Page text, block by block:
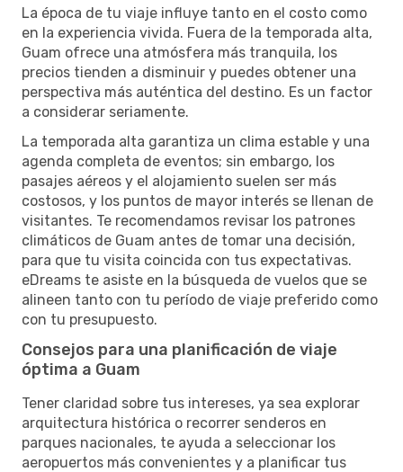
La época de tu viaje influye tanto en el costo como
en la experiencia vivida. Fuera de la temporada alta,
Guam ofrece una atmósfera más tranquila, los
precios tienden a disminuir y puedes obtener una
perspectiva más auténtica del destino. Es un factor
a considerar seriamente.
La temporada alta garantiza un clima estable y una
agenda completa de eventos; sin embargo, los
pasajes aéreos y el alojamiento suelen ser más
costosos, y los puntos de mayor interés se llenan de
visitantes. Te recomendamos revisar los patrones
climáticos de Guam antes de tomar una decisión,
para que tu visita coincida con tus expectativas.
eDreams te asiste en la búsqueda de vuelos que se
alineen tanto con tu período de viaje preferido como
con tu presupuesto.
Consejos para una planificación de viaje
óptima a Guam
Tener claridad sobre tus intereses, ya sea explorar
arquitectura histórica o recorrer senderos en
parques nacionales, te ayuda a seleccionar los
aeropuertos más convenientes y a planificar tus